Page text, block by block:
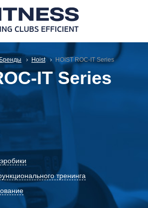
Бренды Hoist HOIST ROC-IT Series
IT Series
тренинга